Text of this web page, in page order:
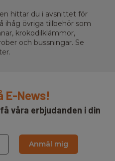
hittar du i avsnittet för
ihåg övriga tillbehör som
krokodilklämmor,
och bussningar. Se
E-News!
våra erbjudanden i din
Anmäl mig